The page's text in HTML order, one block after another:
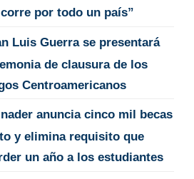
por todo un país”
Luis Guerra se presentará
de clausura de los
Centroamericanos
anuncia cinco mil becas
y elimina requisito que
un año a los estudiantes